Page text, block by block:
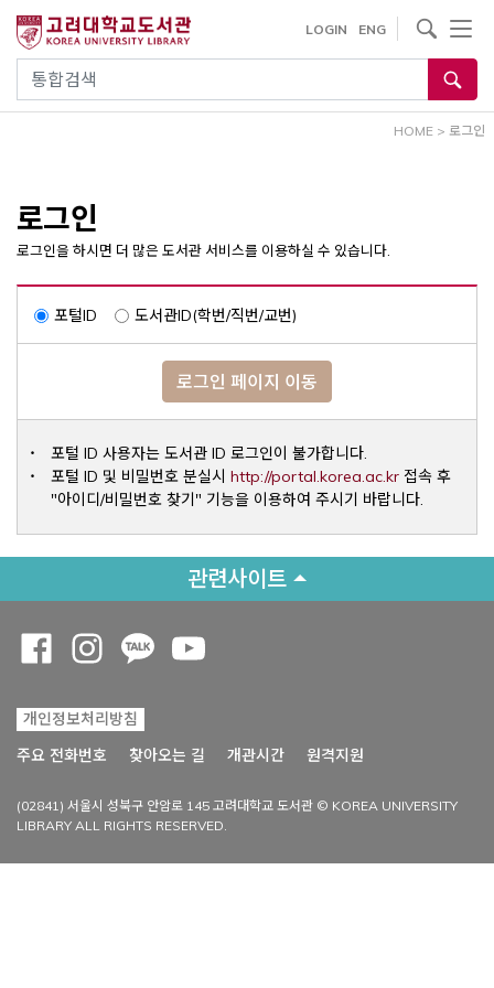
건
통합검색
LOGIN ENG
사이트내 검색
HOME > 로그인
로그인
로그인을 하시면 더 많은 도서관 서비스를 이용하실 수 있습니다.
포털ID 도서관ID(학번/직번/교번)
로그인 페이지 이동
포털 ID 사용자는 도서관 ID 로그인이 불가합니다.
포털 ID 및 비밀번호 분실시 http://portal.korea.ac.krOpens a
접속 후
"아이디/비밀번호 찾기" 기능을 이용하여 주시기 바랍니다.
관련사이트
개인정보처리방침
주요 전화번호
찾아오는 길 개관시간 원격지원
(02841) 서울시 성북구 안암로 145 고려대학교 도서관 © KOREA UNIVERSITY
LIBRARY ALL RIGHTS RESERVED.
Opens a new window
Opens a new window
Opens a new window